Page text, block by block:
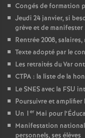
Congés de formation
Jeudi 24 janvier, si
grève et de manifester
Rentrée 2008,
Texte adopté par le
Les retraités du Var
CTPA : la liste de la
Le SNES avec la FSU
Poursuivre et amplifier
Un 1 er Mai pour
Manifestation
personnels, ses élèves